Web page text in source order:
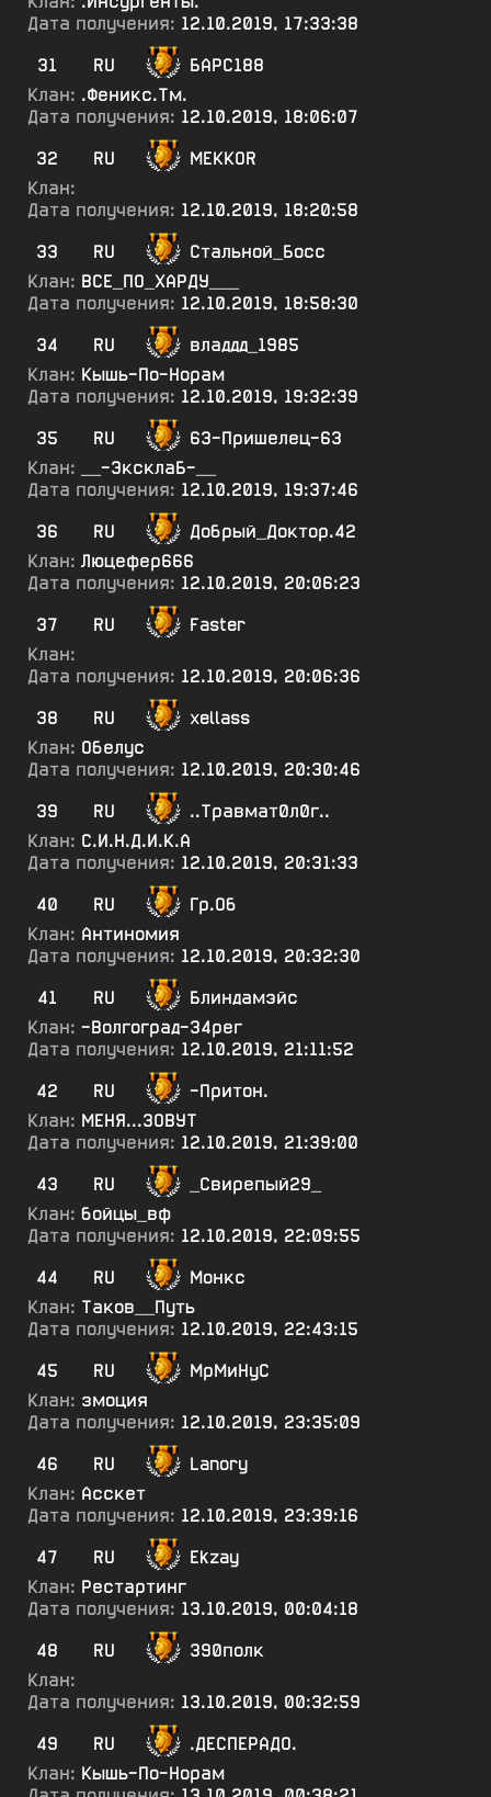
Дата получения: 12.10.2019, 17:33:38
31
RU
БАРС188
Клан: .Феникс.Тм.
Дата получения: 12.10.2019, 18:06:07
32
RU
MEKKOR
Клан:
Дата получения: 12.10.2019, 18:20:58
33
RU
Стальной_Босс
Клан: ВСЕ_ПО_ХАРДУ___
Дата получения: 12.10.2019, 18:58:30
34
RU
владдд_1985
Клан: Кышь-По-Норам
Дата получения: 12.10.2019, 19:32:39
35
RU
63-Пришелец-63
Клан:
__-ЭксклаБ-__
Дата получения: 12.10.2019, 19:37:46
36
RU
Добрый_Доктор.42
Клан: Люцефер666
Дата получения: 12.10.2019, 20:06:23
37
RU
Faster
Клан:
Дата получения: 12.10.2019, 20:06:36
38
RU
xellass
Клан: Обелус
Дата получения: 12.10.2019, 20:30:46
39
RU
..Травмат0л0г..
Клан: С.И.Н.Д.И.К.А
Дата получения: 12.10.2019, 20:31:33
40
RU
Гр.Об
Клан: Антиномия
Дата получения: 12.10.2019, 20:32:30
41
RU
Блиндамэйс
Клан: -Волгоград-34рег
Дата получения: 12.10.2019, 21:11:52
42
RU
-Притон.
Клан: МЕНЯ...ЗОВУТ
Дата получения: 12.10.2019, 21:39:00
43
RU
_Свирепый29_
Клан: бойцы_вф
Дата получения: 12.10.2019, 22:09:55
44
RU
Монкс
Клан: Таков__Путь
Дата получения: 12.10.2019, 22:43:15
45
RU
МрМиНуС
Клан: змоция
Дата получения: 12.10.2019, 23:35:09
46
RU
Lanory
Клан: Асскет
Дата получения: 12.10.2019, 23:39:16
47
RU
Ekzay
Клан: Рестартинг
Дата получения: 13.10.2019, 00:04:18
48
RU
390полк
Клан:
Дата получения: 13.10.2019, 00:32:59
49
RU
.ДЕСПЕРАДО.
Клан: Кышь-По-Норам